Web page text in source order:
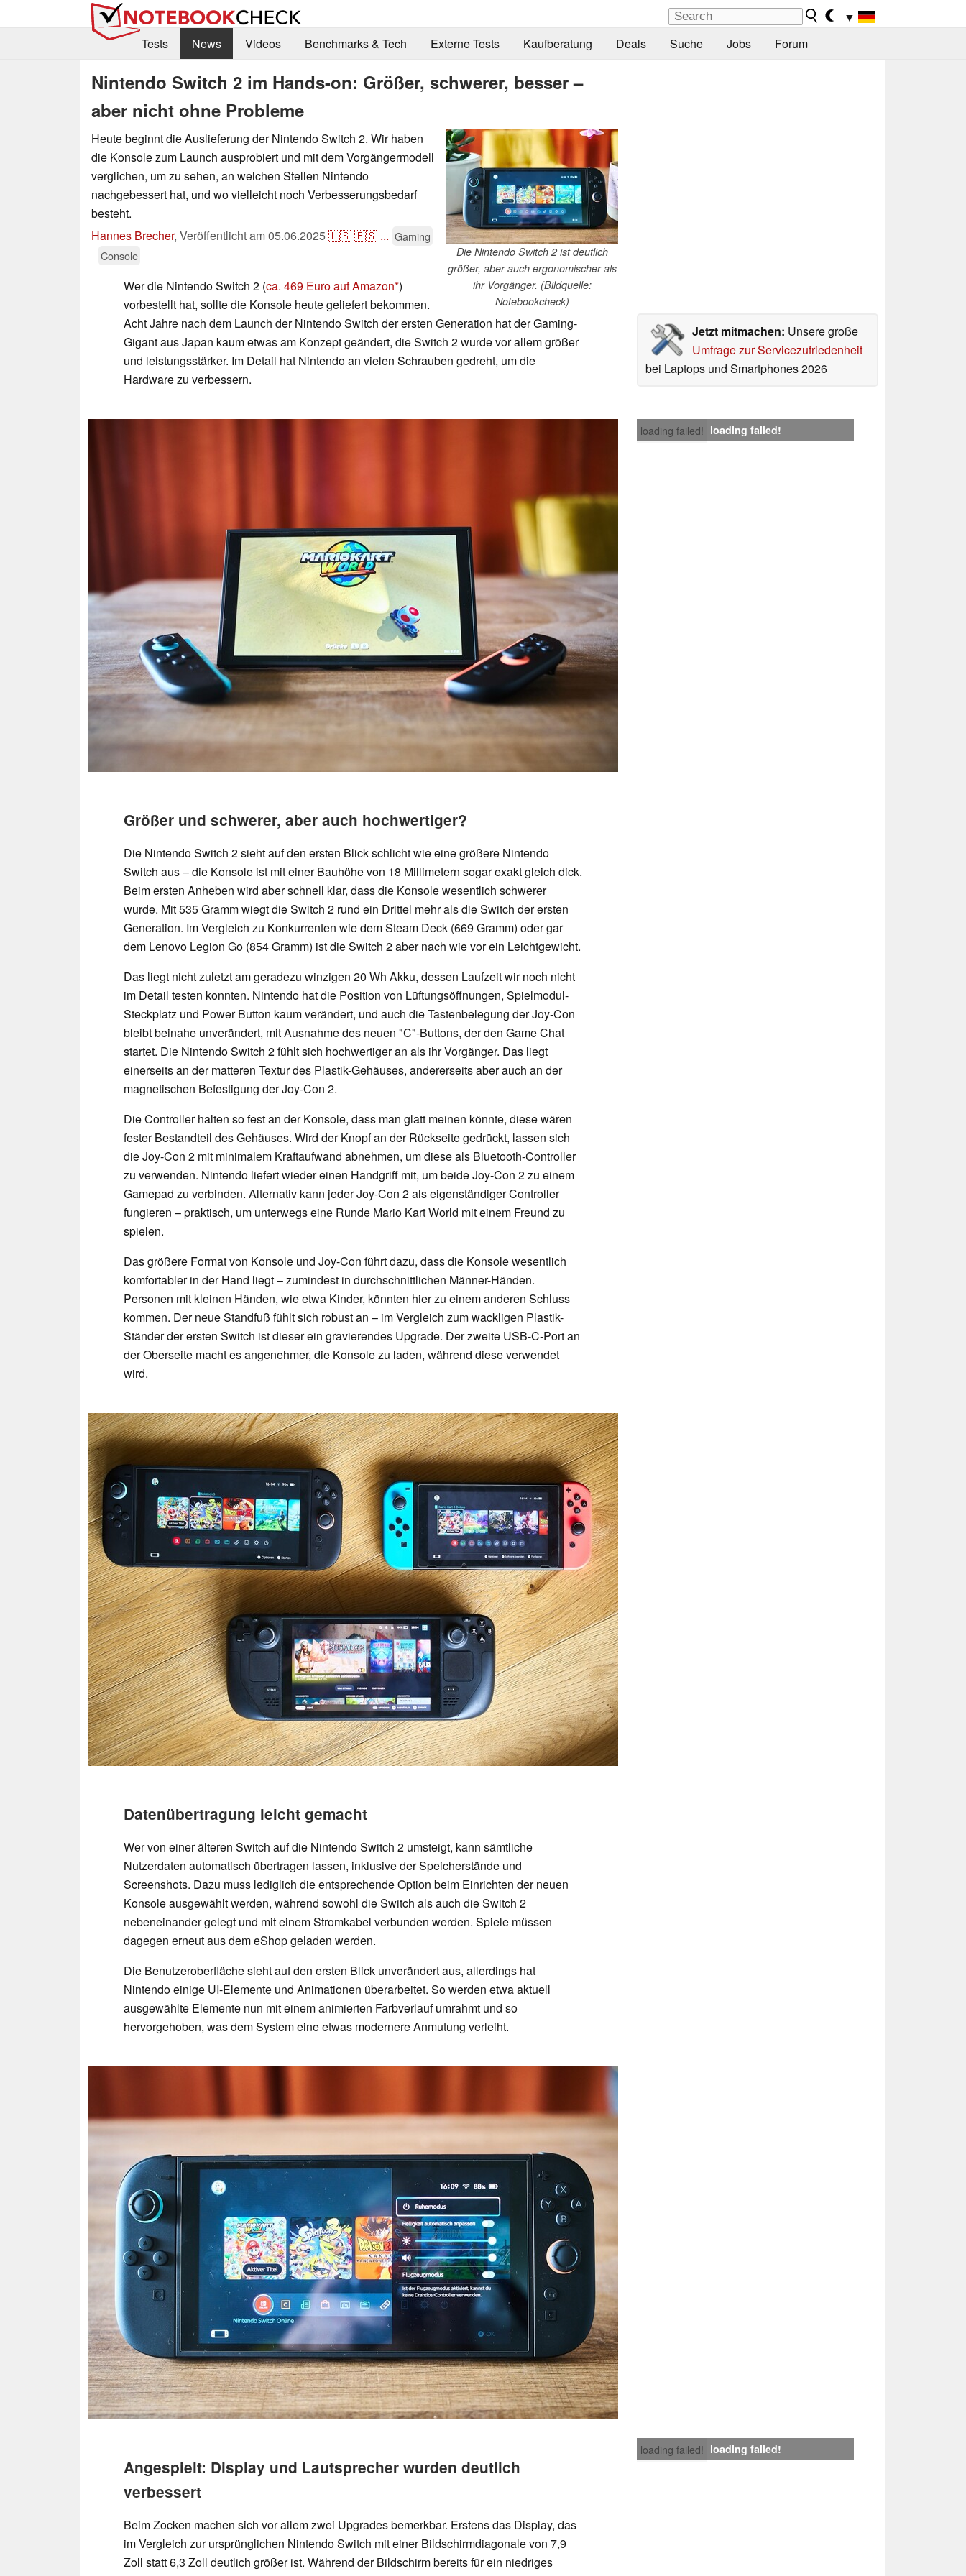
▼
Tests
News Videos Benchmarks & Tech Externe Tests Kaufberatung Deals Suche Jobs Forum
Nintendo Switch 2 im Hands-on: Größer, schwerer, besser –
aber nicht ohne Probleme
Die Nintendo Switch 2 ist deutlich
größer, aber auch ergonomischer als
ihr Vorgänger. (Bildquelle:
Notebookcheck)
Heute beginnt die Auslieferung der Nintendo Switch 2. Wir haben
die Konsole zum Launch ausprobiert und mit dem Vorgängermodell
verglichen, um zu sehen, an welchen Stellen Nintendo
nachgebessert hat, und wo vielleicht noch Verbesserungsbedarf
besteht.
Hannes Brecher, Veröffentlicht am05.06.2025🇺🇸🇪🇸 ... Gaming
Console
Jetzt mitmachen: Unsere große
Umfrage zur Servicezufriedenheit
bei Laptops und Smartphones 2026
Wer die Nintendo Switch 2 (ca. 469 Euro auf Amazon )
vorbestellt hat, sollte die Konsole heute geliefert bekommen.
Acht Jahre nach dem Launch der Nintendo Switch der ersten Generation hat der Gaming-
Gigant aus Japan kaum etwas am Konzept geändert, die Switch 2 wurde vor allem größer
und leistungsstärker. Im Detail hat Nintendo an vielen Schrauben gedreht, um die
Hardware zu verbessern.
loading failed! loading failed!
Größer und schwerer, aber auch hochwertiger?
Die Nintendo Switch 2 sieht auf den ersten Blick schlicht wie eine größere Nintendo
Switch aus – die Konsole ist mit einer Bauhöhe von 18 Millimetern sogar exakt gleich dick.
Beim ersten Anheben wird aber schnell klar, dass die Konsole wesentlich schwerer
wurde. Mit 535 Gramm wiegt die Switch 2 rund ein Drittel mehr als die Switch der ersten
Generation. Im Vergleich zu Konkurrenten wie dem Steam Deck (669 Gramm) oder gar
dem Lenovo Legion Go (854 Gramm) ist die Switch 2 aber nach wie vor ein Leichtgewicht.
Das liegt nicht zuletzt am geradezu winzigen 20 Wh Akku, dessen Laufzeit wir noch nicht
im Detail testen konnten. Nintendo hat die Position von Lüftungsöffnungen, Spielmodul-
Steckplatz und Power Button kaum verändert, und auch die Tastenbelegung der Joy-Con
bleibt beinahe unverändert, mit Ausnahme des neuen "C"-Buttons, der den Game Chat
startet. Die Nintendo Switch 2 fühlt sich hochwertiger an als ihr Vorgänger. Das liegt
einerseits an der matteren Textur des Plastik-Gehäuses, andererseits aber auch an der
magnetischen Befestigung der Joy-Con 2.
Die Controller halten so fest an der Konsole, dass man glatt meinen könnte, diese wären
fester Bestandteil des Gehäuses. Wird der Knopf an der Rückseite gedrückt, lassen sich
die Joy-Con 2 mit minimalem Kraftaufwand abnehmen, um diese als Bluetooth-Controller
zu verwenden. Nintendo liefert wieder einen Handgriff mit, um beide Joy-Con 2 zu einem
Gamepad zu verbinden. Alternativ kann jeder Joy-Con 2 als eigenständiger Controller
fungieren – praktisch, um unterwegs eine Runde Mario Kart World mit einem Freund zu
spielen.
Das größere Format von Konsole und Joy-Con führt dazu, dass die Konsole wesentlich
komfortabler in der Hand liegt – zumindest in durchschnittlichen Männer-Händen.
Personen mit kleinen Händen, wie etwa Kinder, könnten hier zu einem anderen Schluss
kommen. Der neue Standfuß fühlt sich robust an – im Vergleich zum wackligen Plastik-
Ständer der ersten Switch ist dieser ein gravierendes Upgrade. Der zweite USB-C-Port an
der Oberseite macht es angenehmer, die Konsole zu laden, während diese verwendet
wird.
Datenübertragung leicht gemacht
Wer von einer älteren Switch auf die Nintendo Switch 2 umsteigt, kann sämtliche
Nutzerdaten automatisch übertragen lassen, inklusive der Speicherstände und
Screenshots. Dazu muss lediglich die entsprechende Option beim Einrichten der neuen
Konsole ausgewählt werden, während sowohl die Switch als auch die Switch 2
nebeneinander gelegt und mit einem Stromkabel verbunden werden. Spiele müssen
dagegen erneut aus dem eShop geladen werden.
Die Benutzeroberfläche sieht auf den ersten Blick unverändert aus, allerdings hat
Nintendo einige UI-Elemente und Animationen überarbeitet. So werden etwa aktuell
ausgewählte Elemente nun mit einem animierten Farbverlauf umrahmt und so
hervorgehoben, was dem System eine etwas modernere Anmutung verleiht.
loading failed! loading failed!
Angespielt: Display und Lautsprecher wurden deutlich
verbessert
Beim Zocken machen sich vor allem zwei Upgrades bemerkbar. Erstens das Display, das
im Vergleich zur ursprünglichen Nintendo Switch mit einer Bildschirmdiagonale von 7,9
Zoll statt 6,3 Zoll deutlich größer ist. Während der Bildschirm bereits für ein niedriges